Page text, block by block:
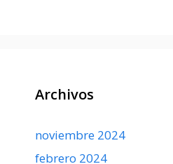
Archivos
noviembre 2024
febrero 2024